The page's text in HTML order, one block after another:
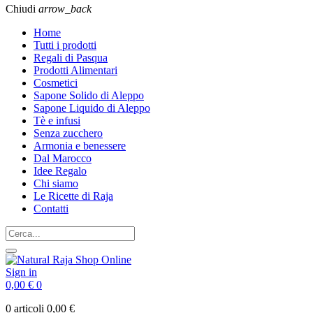
Chiudi arrow_back
Home
Tutti i prodotti
Regali di Pasqua
Prodotti Alimentari
Cosmetici
Sapone Solido di Aleppo
Sapone Liquido di Aleppo
Tè e infusi
Senza zucchero
Armonia e benessere
Dal Marocco
Idee Regalo
Chi siamo
Le Ricette di Raja
Contatti
Sign in
0,00 € 0
0 articoli 0,00 €